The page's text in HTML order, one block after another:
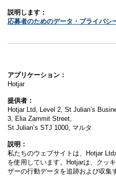
説明します：
応募者のためのデータ・プライバシ
アプリケーション：
Hotjar
提供者：
Hotjar Ltd, Level 2, St Julian’s
3, Elia Zammit Street,
St Julian’s STJ 1000, マルタ
説明：
私たちのウェブサイトは、Hotjar
を使用しています。Hotjarは、クッ
ザーの行動データを追跡および収集